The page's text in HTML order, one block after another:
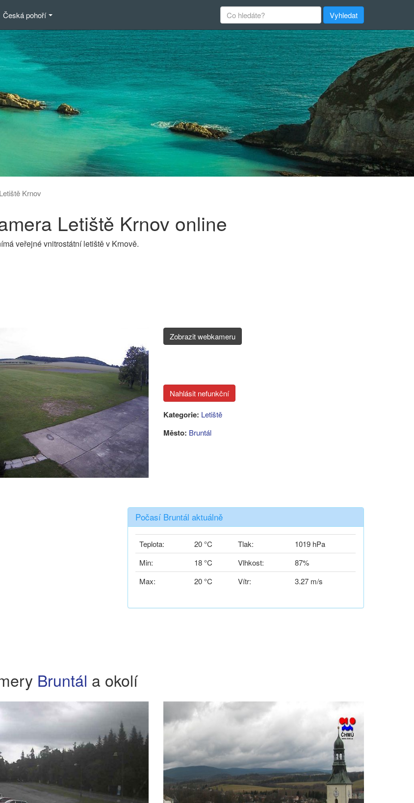
Česká pohoří
Letiště Krnov
Letiště Krnov online
veřejné vnitrostátní letiště v Krnově.
Zobrazit webkameru
Kategorie: Letiště
Město: Bruntál
Počasí Bruntál aktuálně
Teplota: 20 °C Tlak:
1019 hPa
Min:
18 °C Vlhkost:
87%
Max:
20 °C Vítr: 3.27 m/s
Bruntál a okolí